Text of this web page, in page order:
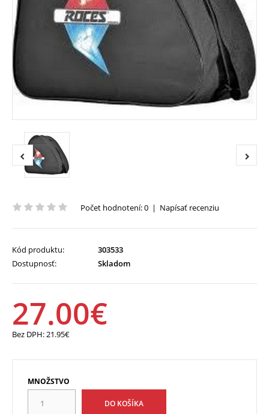
Počet hodnotení: 0 | Napísať recenziu
Kód produktu:
303533
Dostupnosť:
Skladom
27.00€
Bez DPH: 21.95€
MNOŽSTVO